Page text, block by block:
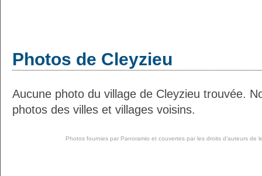
Photos de Cleyzieu
Aucune photo du village de Cleyzieu trouvée.
photos des villes et villages voisins.
Photos fournies par Panoramio et couvertes par les droits d'auteurs de